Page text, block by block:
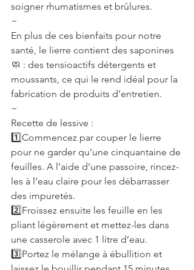
soigner rhumatismes et brûlures.
~
En plus de ces bienfaits pour notre
santé, le lierre contient des saponines
🧼 : des tensioactifs détergents et
moussants, ce qui le rend idéal pour la
fabrication de produits d’entretien.
~
Recette de lessive :
1️⃣Commencez par couper le lierre
pour ne garder qu’une cinquantaine de
feuilles. A l’aide d’une passoire, rincez-
les à l’eau claire pour les débarrasser
des impuretés.
2️⃣Froissez ensuite les feuille en les
pliant légèrement et mettez-les dans
une casserole avec 1 litre d’eau.
3️⃣Portez le mélange à ébullition et